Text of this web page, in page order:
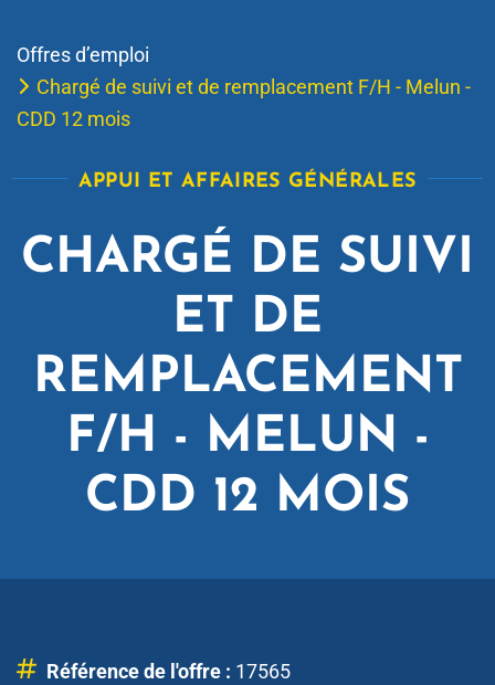
Offres d’emploi
Chargé de suivi et de remplacement F/H - Melun -
CDD 12 mois
CHARGÉ DE SUIVI
ET DE
REMPLACEMENT
F/H - MELUN -
CDD 12 MOIS
APPUI ET AFFAIRES GÉNÉRALES
Référence de l'offre : 17565